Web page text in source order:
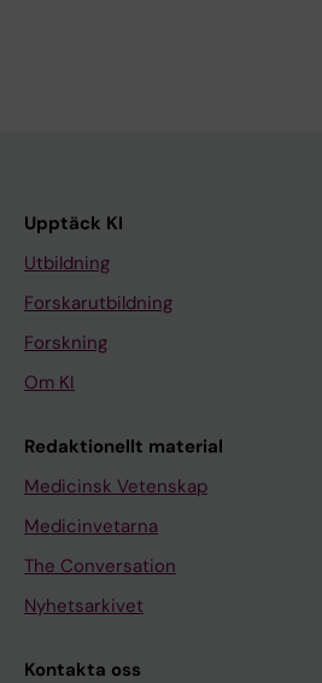
Upptäck KI
Utbildning
Forskarutbildning
Forskning
Om KI
Redaktionellt material
Medicinsk Vetenskap
Medicinvetarna
The Conversation
Nyhetsarkivet
Kontakta oss